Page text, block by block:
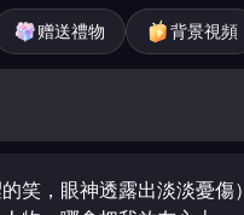
赠送禮物 背景視頻
的笑，眼神透露出淡淡憂傷